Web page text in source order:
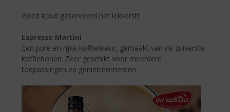
Goed koud geserveerd het lekkerst!
Espresso Martini
Een pure en rijke koffielikeur, gemaakt van de zuiverste
koffiebonen. Zeer geschikt voor meerdere
toepassingen en genietmomenten.